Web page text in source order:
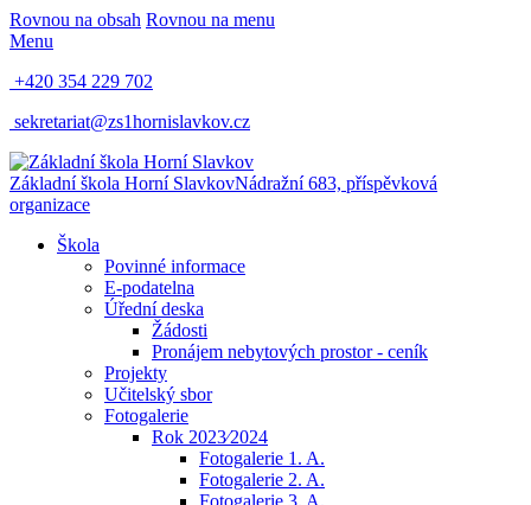
Rovnou na obsah Rovnou na menu
Menu
+420 354 229 702
sekretariat@zs1hornislavkov.cz
Základní škola Horní SlavkovNádražní 683, příspěvková
organizace
Škola
Povinné informace
E-podatelna
Úřední deska
Žádosti
Pronájem nebytových prostor - ceník
Projekty
Učitelský sbor
Fotogalerie
Rok 2023⁄2024
Fotogalerie 1. A.
Fotogalerie 2. A.
Fotogalerie 3. A.